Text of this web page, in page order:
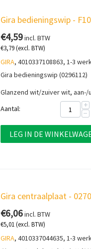
Gira bedieningswip -
€4,59incl. BTW
€3,79(excl. BTW)
GIRA, 4010337108863, 1-3
Gira bedieningswip (0296112)
Glanzend wit/zuiver wit, aan-/
Aantal:
+
−
LEG IN DE
Gira centraalplaat -
€6,06incl. BTW
€5,01(excl. BTW)
GIRA, 4010337044635, 1-3